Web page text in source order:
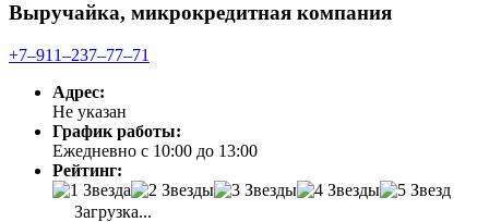
Выручайка, микрокредитная компания
+7‒911‒237‒77‒71
Адрес:
Не указан
График работы:
Ежедневно с 10:00 до 13:00
Рейтинг:
Загрузка...